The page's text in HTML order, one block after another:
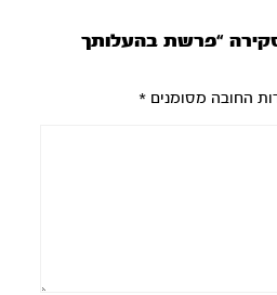
“פרשת בהעלותך
החובה מסומנים*